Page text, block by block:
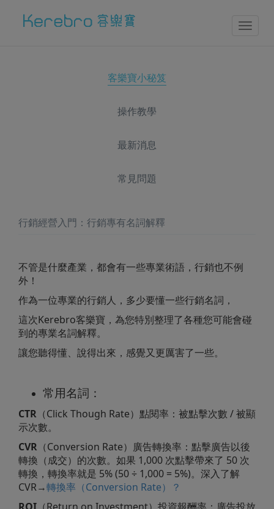
客樂寶小秘笈
操作教學
最新消息
常見問題
行銷經營入門：行銷專有名詞解釋
不管是什麼產業，都會有一些專業術語，行銷也不例
外！
作為一位專業的行銷人，多少要懂一些行銷名詞，
這次Kerebro客樂寶，為您特別整理了各種您可能會碰
到的專業名詞解釋。
讓您聽得懂、說得出來，感覺又更厲害了一些。
常用名詞：
CTR （Click Though Rate）點閱率：被點擊次數 / 被顯
示次數。
CVR （Conversion Rate）廣告轉換率：點擊廣告以後
轉換（成交）的次數。如果 1,000 次點擊帶來了 50 次
轉換，轉換率就是 5% (50 ÷ 1,000 = 5%)。深入了解
CVR→轉換率（Conversion Rate）？